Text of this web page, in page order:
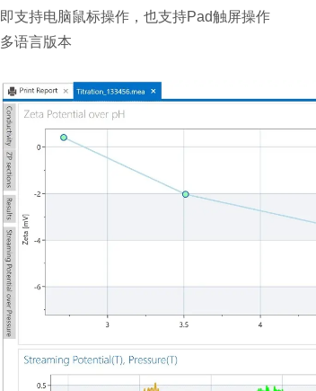
即支持电脑鼠标操作，也支持Pad触屏操作
多语言版本